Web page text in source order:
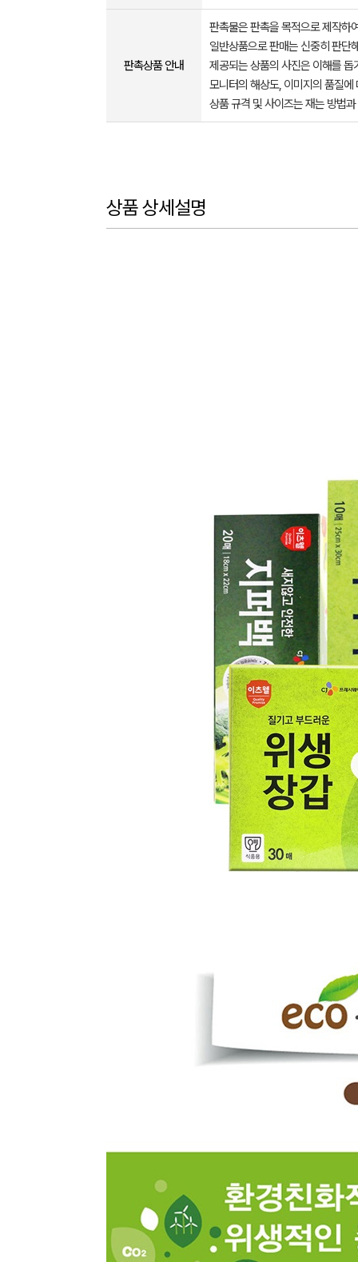
판촉상품 안내
판촉물은 판촉을 목적으로 제작하
일반상품으로 판매는 신중히 판단
제공되는 상품의 사진은 이해를
모니터의 해상도, 이미지의 품질
상품 규격 및 사이즈는 재는 방법
상품 상세설명